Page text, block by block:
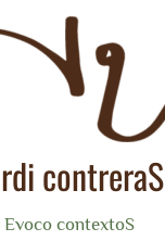
contreraS
Evoco contextoS